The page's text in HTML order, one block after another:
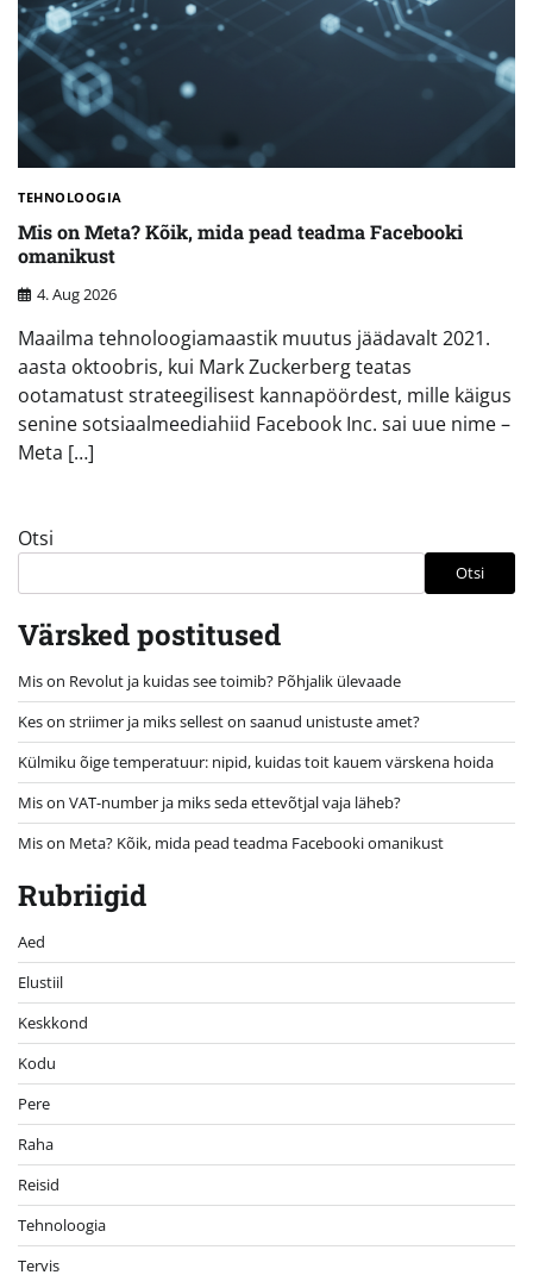
TEHNOLOOGIA
Mis on Meta? Kõik, mida pead teadma Facebooki
omanikust
4. Aug 2026
Maailma tehnoloogiamaastik muutus jäädavalt 2021.
aasta oktoobris, kui Mark Zuckerberg teatas
ootamatust strateegilisest kannapöördest, mille käigus
senine sotsiaalmeediahiid Facebook Inc. sai uue nime –
Meta […]
Otsi
Otsi
Värsked postitused
Mis on Revolut ja kuidas see toimib? Põhjalik ülevaade
Kes on striimer ja miks sellest on saanud unistuste amet?
Külmiku õige temperatuur: nipid, kuidas toit kauem värskena hoida
Mis on VAT-number ja miks seda ettevõtjal vaja läheb?
Mis on Meta? Kõik, mida pead teadma Facebooki omanikust
Rubriigid
Aed
Elustiil
Keskkond
Kodu
Pere
Raha
Reisid
Tehnoloogia
Tervis